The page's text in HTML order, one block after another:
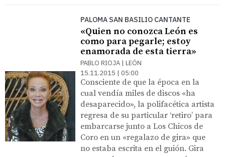
PALOMA SAN BASILIO CANTANTE
«Quien no conozca León es
como para pegarle; estoy
enamorada de esta tierra»
PABLO RIOJA | LEÓN
15.11.2015 | 05:00
Consciente de que la época en la
cual vendía miles de discos «ha
desaparecido», la polifacética artista
regresa de su particular ‘retiro’ para
embarcarse junto a Los Chicos de
Coro en un «regalazo de gira» que
no estaba escrita en el guión. Gira